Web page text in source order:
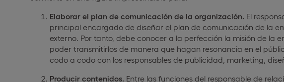
Elaborar el plan de comunicación de la organización. El
principal encargado de diseñar el plan de comunicación de la
externo. Por tanto, debe conocer a la perfección la misión de la
poder transmitirlos de manera que hagan resonancia en el
codo a codo con los responsables de publicidad, marketing,
Producir contenidos. Entre las funciones del responsable de